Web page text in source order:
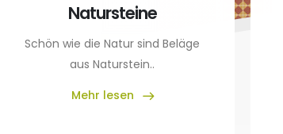
Natursteine
Schön wie die Natur sind Beläge
aus Naturstein..
Mehr lesen